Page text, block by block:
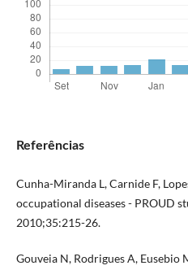
Referências
Cunha-Miranda L, Carnide F,
occupational diseases - PROUD
2010;35:215-26.
Gouveia N, Rodrigues A, Eusebio